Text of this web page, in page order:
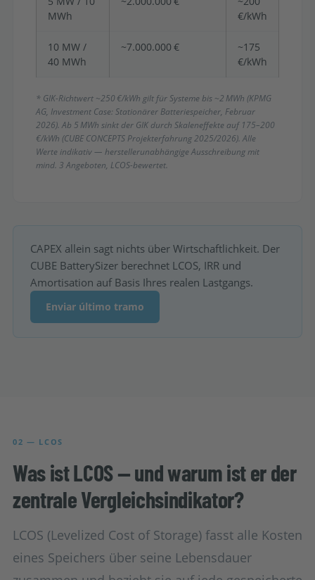
MWh
€/kWh
10 MW /
40 MWh
~7.000.000 €
~175
€/kWh
* GIK-Richtwert ~250 €/kWh gilt für Systeme bis ~2 MWh (KPMG
AG, Investment Case: Stationärer Batteriespeicher, Februar
2026). Ab 5 MWh sinkt der GIK durch Skaleneffekte auf 175–200
€/kWh (CUBE CONCEPTS Projekterfahrung 2025/2026). Alle
Werte indikativ — herstellerunabhängige Ausschreibung mit
mind. 3 Angeboten, LCOS-bewertet.
CAPEX allein sagt nichts über Wirtschaftlichkeit. Der
CUBE BatterySizer berechnet LCOS, IRR und
Amortisation auf Basis Ihres realen Lastgangs.
Enviar último tramo
02 — LCOS
Was ist LCOS — und warum ist er der
zentrale Vergleichsindikator?
LCOS (Levelized Cost of Storage) fasst alle Kosten
eines Speichers über seine Lebensdauer